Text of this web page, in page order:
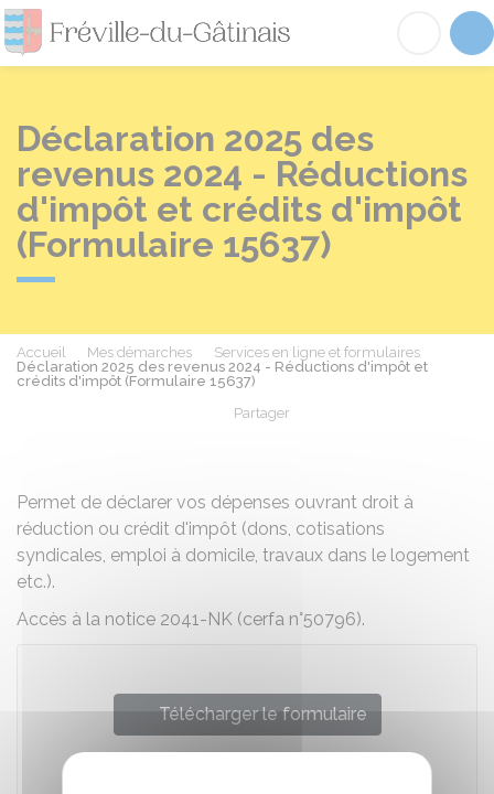
Fréville-du-
Déclaration 2025 des
revenus 2024 - Réductions
d'impôt et crédits d'impôt
(Formulaire 15637)
Accueil Mes démarches
Services en ligne et formulaires
Déclaration 2025 des revenus 2024 - Réductions d'impôt et
crédits d'impôt (Formulaire 15637)
Partager
Permet de déclarer vos dépenses ouvrant droit à
réduction ou crédit d'impôt (dons, cotisations
syndicales, emploi à domicile, travaux dans le logement
etc.).
Accès à la notice 2041-NK (cerfa n°50796).
Télécharger le formulaire